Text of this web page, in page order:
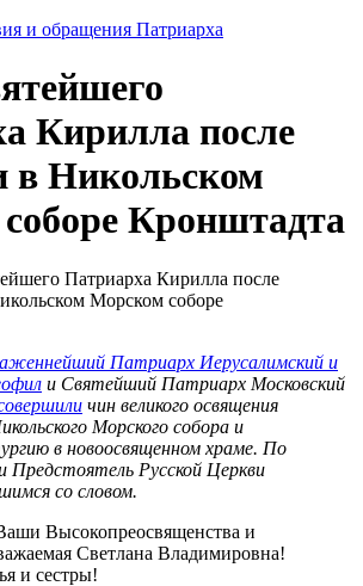
и обращения Патриарха
Кирилла после
в Никольском
Кронштадта
Патриарх Иерусалимский и
и Святейший Патриарх Московский
чин великого освящения
Морского собора и
в новоосвященном храме. По
Предстоятель Русской Церкви
со словом.
Высокопреосвященства и
Светлана Владимировна!
и сестры!